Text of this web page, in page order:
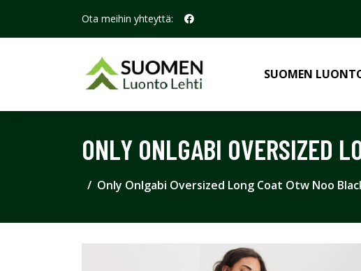
Ota meihin yhteyttä:
SUOMEN
ONLY ONLGABI OVERSIZED
Only Onlgabi Oversized Long Coat Otw Noo